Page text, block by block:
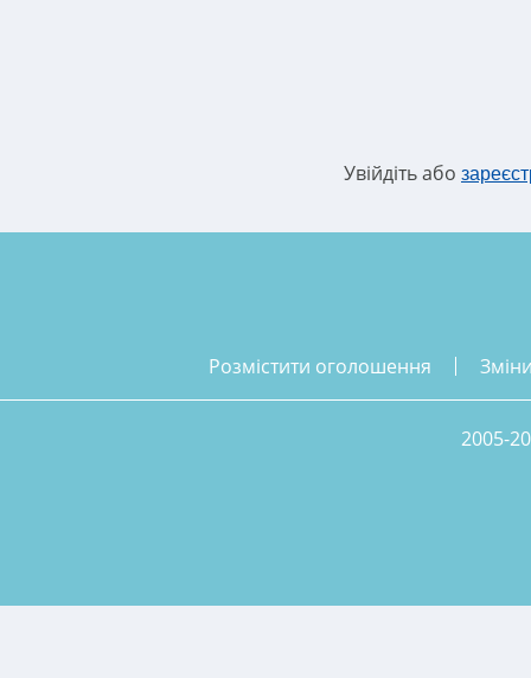
Увійдіть або
розмістити оголошення
2005-